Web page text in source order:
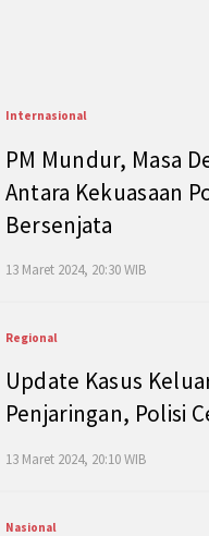
Internasional
PM Mundur, Masa
Antara Kekuasaan
Bersenjata
13 Maret 2024, 20:30 WIB
Regional
Update Kasus
Penjaringan, Polisi
13 Maret 2024, 20:10 WIB
Nasional